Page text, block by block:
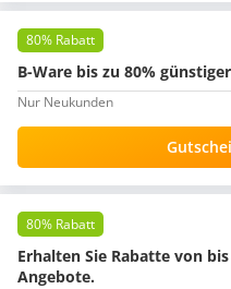
80% Rabatt
B-Ware bis zu 80% günstiger
Nur Neukunden
80% Rabatt
Erhalten Sie Rabatte von
Angebote.